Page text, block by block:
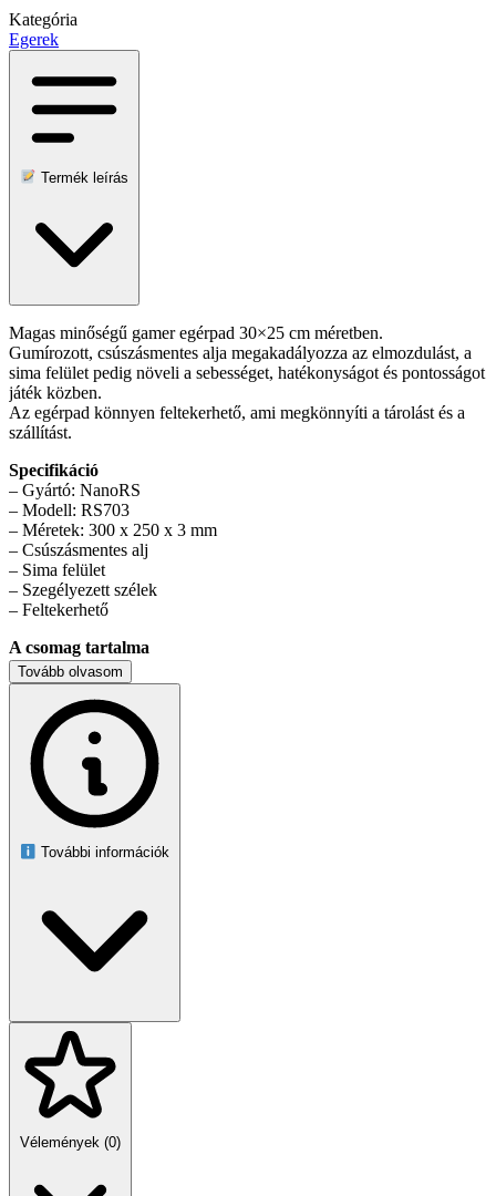
Kategória
Egerek
Termék leírás
Magas minőségű gamer egérpad 30×25 cm méretben.
Gumírozott, csúszásmentes alja megakadályozza az elmozdulást, a
sima felület pedig növeli a sebességet, hatékonyságot és pontosságot
játék közben.
Az egérpad könnyen feltekerhető, ami megkönnyíti a tárolást és a
szállítást.
Specifikáció
– Gyártó: NanoRS
– Modell: RS703
– Méretek: 300 x 250 x 3 mm
– Csúszásmentes alj
– Sima felület
– Szegélyezett szélek
– Feltekerhető
A csomag tartalma
– NanoRS RS703 gamer egérpad
Jellemzők
– Nagy felület 30×25 cm
– Javítja a teljesítményt és a pontosságot játék közben
– Gumírozott, csúszásmentes alj biztosítja a stabil alapot
– Feltekerhetősége megkönnyíti a szállítást és tárolást
– Ideális játékosoknak és mindennapi számítógép használathoz is
Tovább olvasom
További információk
Vélemények (0)